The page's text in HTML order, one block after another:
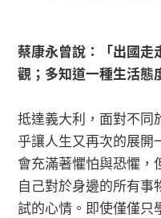
蔡康永曾說：「出國走
觀；多知道一種生活態
抵達義大利，面對不同
乎讓人生又再次的展開
會充滿著懼怕與恐懼，
自己對於身邊的所有
試的心情。即使僅僅只